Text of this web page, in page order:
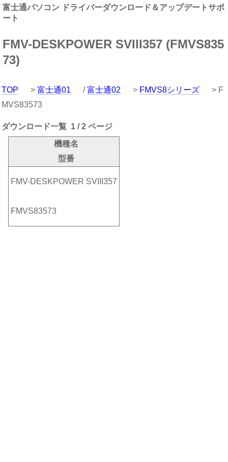
富士通パソコン ドライバーダウンロード＆アップデートサポ
ート
FMV-DESKPOWER SVIII357 (FMVS835
73)
TOP > 富士通01 /富士通02 > FMVS8シリーズ
> F
MVS83573
ダウンロード一覧 1 / 2 ページ
機種名
型番
FMV-DESKPOWER SVIII357
FMVS83573